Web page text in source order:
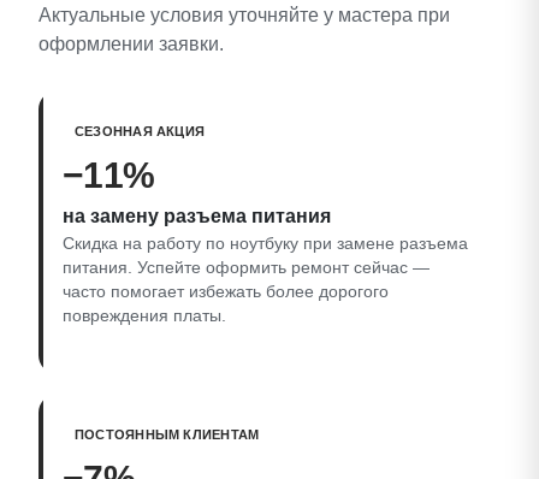
Актуальные условия уточняйте у мастера при
оформлении заявки.
СЕЗОННАЯ АКЦИЯ
−11%
на замену разъема питания
Скидка на работу по ноутбуку при замене разъема
питания. Успейте оформить ремонт сейчас —
часто помогает избежать более дорогого
повреждения платы.
ПОСТОЯННЫМ КЛИЕНТАМ